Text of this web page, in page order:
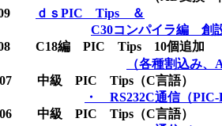
09
ｄｓPIC Tips ＆
C30コンパイラ編 創
08 C18編 PIC Tips 10個追加
（各種割込み
07 中級 PIC Tips（C言語）
・ RS232C通信（
06 中級 PIC Tips（C言語）